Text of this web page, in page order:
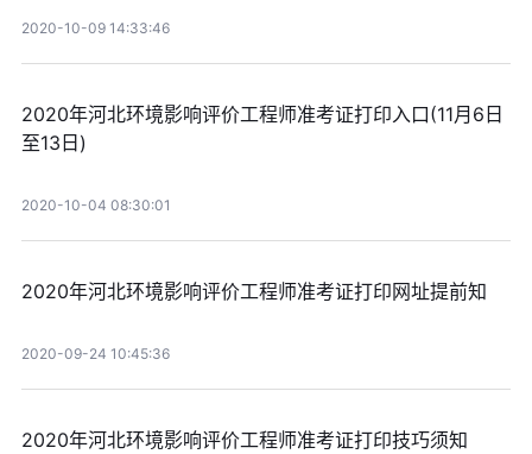
2020-10-09 14:33:46
2020年河北环境影响评价工程师准考证打印入口(11月6日
至13日)
2020-10-04 08:30:01
2020年河北环境影响评价工程师准考证打印网址提前知
2020-09-24 10:45:36
2020年河北环境影响评价工程师准考证打印技巧须知